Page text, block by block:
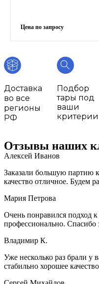
Доставка
во все
регионы
РФ
Подбор
тары под
ваши
критерии
Отзывы наших
Алексей Иванов
Заказали большую партию
качество отличное. Будем
Мария Петрова
Очень понравился подход
профессионально.
Владимир К.
Уже несколько раз брали у
стабильно хорошее